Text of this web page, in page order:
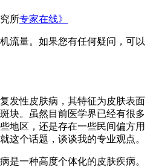
所专家在线》
流量。如果您有任何疑问，可以
发性皮肤病，其特征为皮肤表面
块。虽然目前医学界已经有很多
地区，还是存在一些民间偏方用
这个话题，谈谈我的专业观点。
是一种高度个体化的皮肤疾病。